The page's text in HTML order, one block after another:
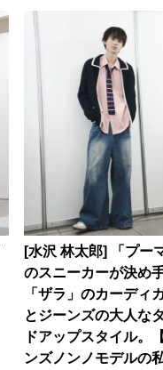
[水沢 林太郎] 「プー
のスニーカーが決め
「ザラ」のカーディ
とジーンズの大人な
ドアップスタイル。
ンズノンノモデルの